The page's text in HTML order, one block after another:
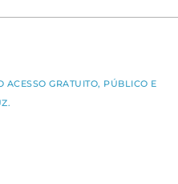
ACESSO GRATUITO, PÚBLICO E